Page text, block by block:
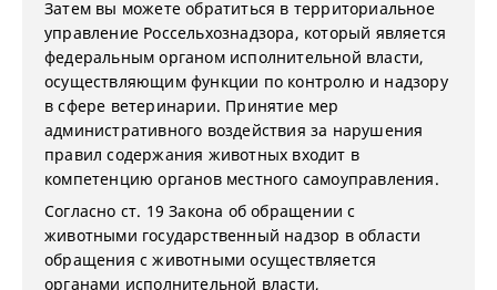
Затем вы можете обратиться в территориальное
управление Россельхознадзора, который является
федеральным органом исполнительной власти,
осуществляющим функции по контролю и надзору
в сфере ветеринарии. Принятие мер
административного воздействия за нарушения
правил содержания животных входит в
компетенцию органов местного самоуправления.
Согласно ст. 19 Закона об обращении с
животными государственный надзор в области
обращения с животными осуществляется
органами исполнительной власти,